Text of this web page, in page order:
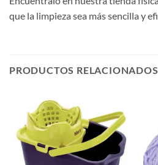
que la limpieza sea más sencilla y
PRODUCTOS RELACIONADOS